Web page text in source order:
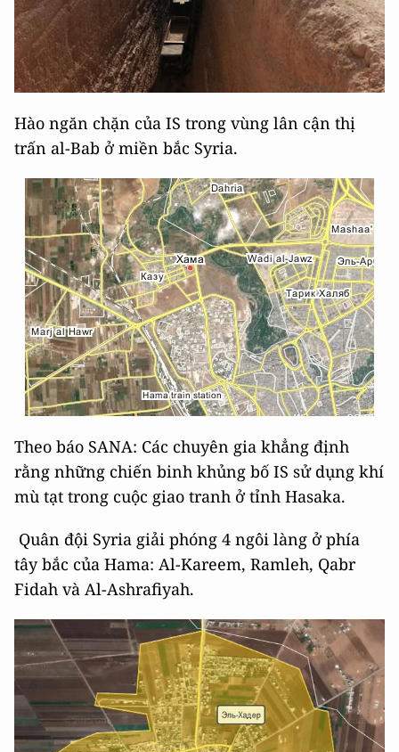
Hào ngăn chặn của IS trong vùng lân cận thị
trấn al-Bab ở miền bắc Syria.
Theo báo SANA: Các chuyên gia khẳng định
rằng những chiến binh khủng bố IS sử dụng khí
mù tạt trong cuộc giao tranh ở tỉnh Hasaka.
Quân đội Syria giải phóng 4 ngôi làng ở phía
tây bắc của Hama: Al-Kareem, Ramleh, Qabr
Fidah và Al-Ashrafiyah.